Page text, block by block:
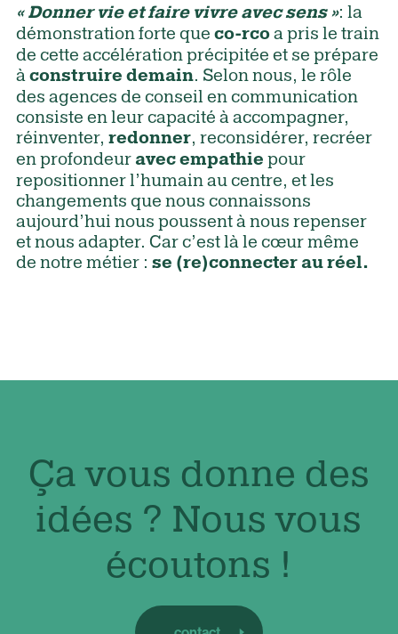
« Donner vie et faire vivre avec sens »: la
démonstration forte que co-rcoa pris le train
de cette accélération précipitée et se prépare
àconstruire demain. Selon nous, le rôle
des agences de conseil en communication
consiste en leur capacité à accompagner,
réinventer, redonner, reconsidérer, recréer
en profondeuravec empathie pour
repositionner l’humain au centre, et les
changements que nous connaissons
aujourd’hui nous poussent à nous repenser
et nous adapter. Car c’est là le cœur même
de notre métier : se (re)connecter au réel.
Ça vous donne des
idées ? Nous vous
écoutons !